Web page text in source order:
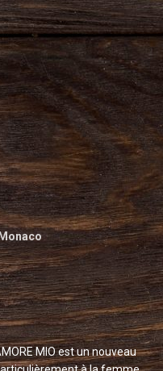
MIO est un nouveau